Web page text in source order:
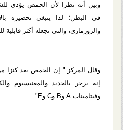
وبين أنه نظرا لأن الحمص يؤدي
في البطن؛ لذا ينبغي تحضيره
والروزماري، والتي تجعله أكثر قابلية
وقال المركز:" إن الحمص يعد كنزا
إنه يزخر بالحديد والمغنيسيوم
وفيتامينات A وB وC وE".